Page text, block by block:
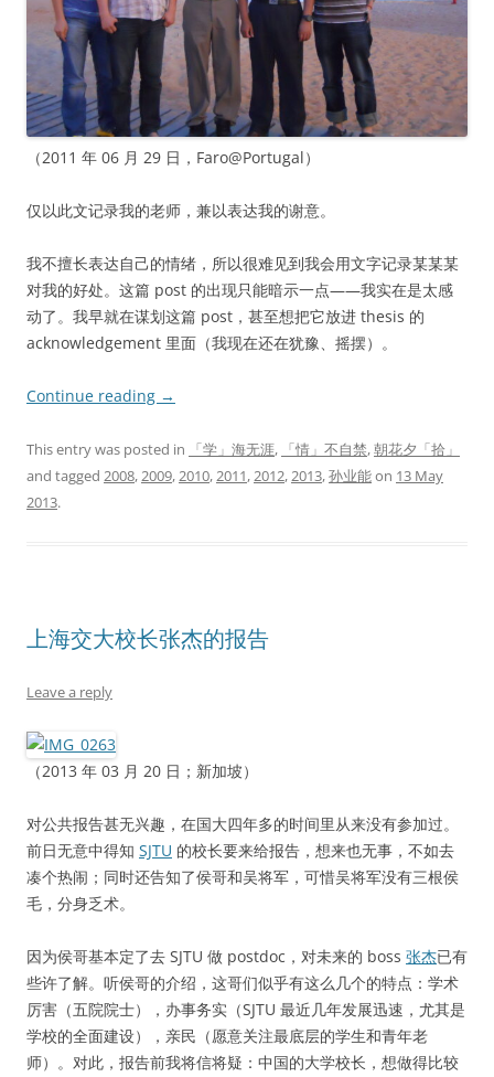
（2011 年 06 月 29 日，Faro@Portugal）
仅以此文记录我的老师，兼以表达我的谢意。
我不擅长表达自己的情绪，所以很难见到我会用文字记录某某某
对我的好处。这篇 post 的出现只能暗示一点——我实在是太感
动了。我早就在谋划这篇 post，甚至想把它放进 thesis 的
acknowledgement 里面（我现在还在犹豫、摇摆）。
Continue reading →
This entry was posted in 「学」海无涯, 「情」不自禁,朝花夕「拾」
and tagged 2008,2009,2010,2011,2012,2013,孙业能on 13 May
2013.
上海交大校长张杰的报告
Leave a reply
（2013 年 03 月 20 日；新加坡）
对公共报告甚无兴趣，在国大四年多的时间里从来没有参加过。
前日无意中得知 SJTU 的校长要来给报告，想来也无事，不如去
凑个热闹；同时还告知了侯哥和吴将军，可惜吴将军没有三根侯
毛，分身乏术。
因为侯哥基本定了去 SJTU 做 postdoc，对未来的 boss 张杰已有
些许了解。听侯哥的介绍，这哥们似乎有这么几个的特点：学术
厉害（五院院士），办事务实（SJTU 最近几年发展迅速，尤其是
学校的全面建设），亲民（愿意关注最底层的学生和青年老
师）。对此，报告前我将信将疑：中国的大学校长，想做得比较